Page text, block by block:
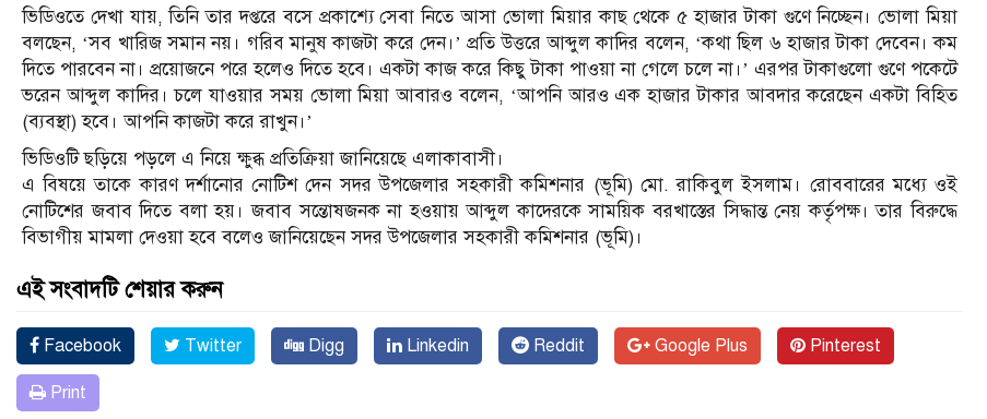
ভিডিওতে দেখা যায়, তিনি তার দপ্তরে বসে প্রকাশ্যে সেবা নিতে আসা ভোলা মিয়ার কাছ থেকে ৫ হাজার টাকা গুণে নিচ্ছেন। ভোলা মিয়া
বলছেন, ‘সব খারিজ সমান নয়। গরিব মানুষ কাজটা করে দেন।’ প্রতি উত্তরে আব্দুল কাদির বলেন, ‘কথা ছিল ৬ হাজার টাকা দেবেন। কম
দিতে পারবেন না। প্রয়োজনে পরে হলেও দিতে হবে। একটা কাজ করে কিছু টাকা পাওয়া না গেলে চলে না।’ এরপর টাকাগুলো গুণে পকেটে
ভরেন আব্দুল কাদির। চলে যাওয়ার সময় ভোলা মিয়া আবারও বলেন, ‘আপনি আরও এক হাজার টাকার আবদার করেছেন একটা বিহিত
(ব্যবস্থা) হবে। আপনি কাজটা করে রাখুন।’
ভিডিওটি ছড়িয়ে পড়লে এ নিয়ে ক্ষুব্ধ প্রতিক্রিয়া জানিয়েছে এলাকাবাসী।
এ বিষয়ে তাকে কারণ দর্শানোর নোটিশ দেন সদর উপজেলার সহকারী কমিশনার (ভূমি) মো. রাকিবুল ইসলাম। রোববারের মধ্যে ওই
নোটিশের জবাব দিতে বলা হয়। জবাব সন্তোষজনক না হওয়ায় আব্দুল কাদেরকে সাময়িক বরখাস্তের সিদ্ধান্ত নেয় কর্তৃপক্ষ। তার বিরুদ্ধে
বিভাগীয় মামলা দেওয়া হবে বলেও জানিয়েছেন সদর উপজেলার সহকারী কমিশনার (ভূমি)।
এই সংবাদটি শেয়ার করুন
Facebook Twitter Digg Linkedin Reddit Google Plus Pinterest
Print